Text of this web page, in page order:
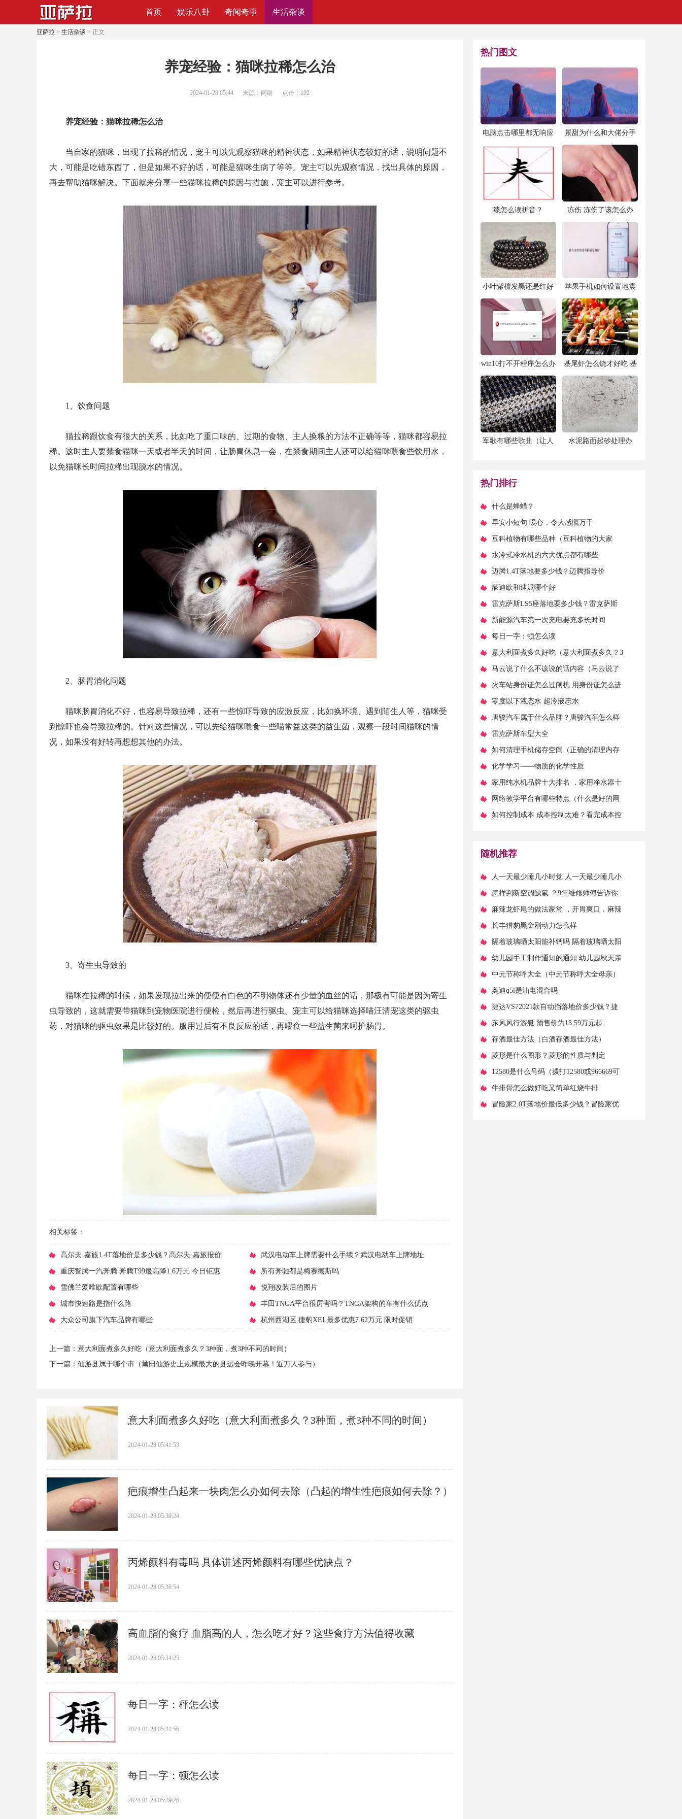
首页 娱乐八卦 奇闻奇事 生活杂谈
亚萨拉 > 生活杂谈 > 正文
​养宠经验：猫咪拉稀怎么治
2024-01-28 05:44 来源：网络 点击： 192
养宠经验：猫咪拉稀怎么治
当自家的猫咪，出现了拉稀的情况，宠主可以先观察猫咪的精神状态，如果精神状态较好的话，说明问题不
大，可能是吃错东西了，但是如果不好的话，可能是猫咪生病了等等。宠主可以先观察情况，找出具体的原因，
再去帮助猫咪解决。下面就来分享一些猫咪拉稀的原因与措施，宠主可以进行参考。
1、饮食问题
猫拉稀跟饮食有很大的关系，比如吃了重口味的、过期的食物、主人换粮的方法不正确等等，猫咪都容易拉
稀。这时主人要禁食猫咪一天或者半天的时间，让肠胃休息一会，在禁食期间主人还可以给猫咪喂食些饮用水，
以免猫咪长时间拉稀出现脱水的情况。
2、肠胃消化问题
猫咪肠胃消化不好，也容易导致拉稀，还有一些惊吓导致的应激反应，比如换环境、遇到陌生人等，猫咪受
到惊吓也会导致拉稀的。针对这些情况，可以先给猫咪喂食一些喵常益这类的益生菌，观察一段时间猫咪的情
况，如果没有好转再想想其他的办法。
3、寄生虫导致的
猫咪在拉稀的时候，如果发现拉出来的便便有白色的不明物体还有少量的血丝的话，那极有可能是因为寄生
虫导致的，这就需要带猫咪到宠物医院进行便检，然后再进行驱虫。宠主可以给猫咪选择喵汪清宠这类的驱虫
药，对猫咪的驱虫效果是比较好的。服用过后有不良反应的话，再喂食一些益生菌来呵护肠胃。
相关标签：
​高尔夫·嘉旅1.4T落地价是多少钱？高尔夫·嘉旅报价 ​武汉电动车上牌需要什么手续？武汉电动车上牌地址
​重庆智腾一汽奔腾 奔腾T99最高降1.6万元 今日钜惠 ​所有奔驰都是梅赛德斯吗
​雪佛兰爱唯欧配置有哪些 ​悦翔改装后的图片
​城市快速路是指什么路 ​丰田TNGA平台很厉害吗？TNGA架构的车有什么优点
​大众公司旗下汽车品牌有哪些 ​杭州西湖区 捷豹XEL最多优惠7.62万元 限时促销
上一篇： ​意大利面煮多久好吃（意大利面煮多久？3种面，煮3种不同的时间）
下一篇： ​仙游县属于哪个市（莆田仙游史上规模最大的县运会昨晚开幕！近万人参与）
​意大利面煮多久好吃（意大利面煮多久？3种面，煮3种不同的时间）
2024-01-28 05:41:53
​疤痕增生凸起来一块肉怎么办如何去除（凸起的增生性疤痕如何去除？）
2024-01-28 05:39:24
​丙烯颜料有毒吗 具体讲述丙烯颜料有哪些优缺点？
2024-01-28 05:36:54
​高血脂的食疗 血脂高的人，怎么吃才好？这些食疗方法值得收藏
2024-01-28 05:34:25
​每日一字：秤怎么读
2024-01-28 05:31:56
​每日一字：顿怎么读
2024-01-28 05:29:26
热门图文
​电脑点击哪里都无响应
怎么办(电脑卡死了,鼠
标也用不了了咋办)
​景甜为什么和大佬分手
（景甜为什么和大佬分
手天涯）
​臻怎么读拼音？ ​冻伤 冻伤了该怎么办
​小叶紫檀发黑还是红好
小叶紫檀黑色的好还是
红色的好
​苹果手机如何设置地震
预警(iphone14自带地震
警报怎么开)
​win10打不开程序怎么办
(Win10应用程序无法正
常启动(0xc0000142) 问
题解决方
​基尾虾怎么烧才好吃 基
尾虾红烧做法大全
​军歌有哪些歌曲（让人 ​水泥路面起砂处理办
热门排行
​什么是蜂蜡？
​早安小短句 暖心，令人感慨万千
​豆科植物有哪些品种（豆科植物的大家
族，有哪些品种？）
​水冷式冷水机的六大优点都有哪些
​迈腾1.4T落地要多少钱？迈腾指导价
​蒙迪欧和速派哪个好
​雷克萨斯LS5座落地要多少钱？雷克萨斯
LS官方价
​新能源汽车第一次充电要充多长时间
​每日一字：顿怎么读
​意大利面煮多久好吃（意大利面煮多久？3
种面，煮3种不同的时间）
​马云说了什么不该说的话内容（马云说了
什么不该说的话-）
​火车站身份证怎么过闸机 用身份证怎么进
火车站台检票口
​零度以下液态水 超冷液态水
​唐骏汽车属于什么品牌？唐骏汽车怎么样
​雷克萨斯车型大全
​如何清理手机储存空间（正确的清理内存
方式，才能让你的空间更加充裕）
​化学学习——物质的化学性质
​家用纯水机品牌十大排名 ，家用净水器十
大名牌
​网络教学平台有哪些特点（什么是好的网
课平台？具备哪些特点？）
​如何控制成本 成本控制太难？看完成本控
随机推荐
​人一天最少睡几小时觉 人一天最少睡几小
时为好
​怎样判断空调缺氟 ？9年维修师傅告诉你
答案
​麻辣龙虾尾的做法家常 ，开胃爽口，麻辣
鲜香，一盘吃不够
​长丰猎豹黑金刚动力怎么样
​隔着玻璃晒太阳能补钙吗 隔着玻璃晒太阳
能补钙么？
​幼儿园手工制作通知的通知 幼儿园秋天亲
子手工通知
​中元节称呼大全（中元节称呼大全母亲）
​奥迪q5l是油电混合吗
​捷达VS72021款自动挡落地价多少钱？捷
达VS7报价
​东风风行游艇 预售价为13.59万元起
​存酒最佳方法（白酒存酒最佳方法）
​菱形是什么图形？菱形的性质与判定
​12580是什么号码（拨打12580或966669可
挪车？）
​牛排骨怎么做好吃又简单红烧牛排
​冒险家2.0T落地价最低多少钱？冒险家优